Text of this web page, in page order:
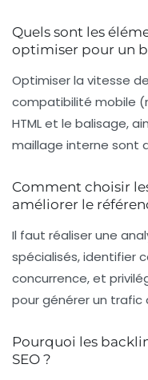
Quels sont les
optimiser pour un
Optimiser la vitesse
compatibilité mobile
HTML et le balisage,
maillage interne sont
Comment choisir
améliorer le
Il faut réaliser une
spécialisés, identifier
concurrence, et
pour générer un trafic
Pourquoi les
SEO ?